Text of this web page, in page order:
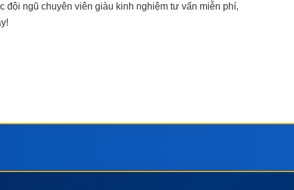
ngũ chuyên viên giàu kinh nghiệm tư vấn miễn phí,